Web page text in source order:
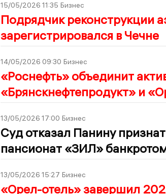
15/05/2026 11:35 Бизнес
Подрядчик реконструкции
зарегистрировался в Чечне
14/05/2026 09:30 Бизнес
«Роснефть» объединит
«Брянскнефтепродукт» и
13/05/2026 17:00 Бизнес
Суд отказал Панину
пансионат «ЗИЛ»
13/05/2026 15:27 Бизнес
«Орел-отель» завершил